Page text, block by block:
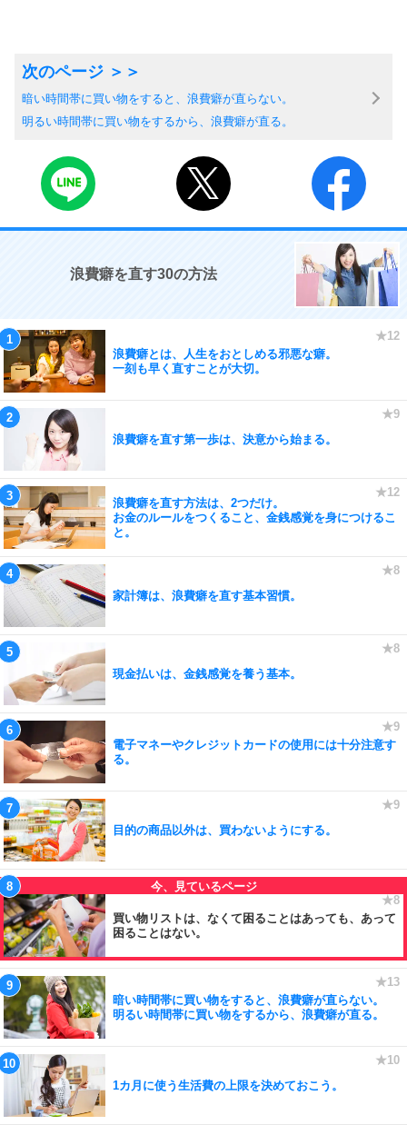
暗い時間帯に買い物をすると、浪費癖が直らない。
明るい時間帯に買い物をするから、浪費癖が直る。
浪費癖を直す30の方法
浪費癖とは、人生をおとしめる邪悪な癖。
一刻も早く直すことが大切。
浪費癖を直す第一歩は、決意から始まる。
浪費癖を直す方法は、2つだけ。
お金のルールをつくること、金銭感覚を身につけるこ
と。
家計簿は、浪費癖を直す基本習慣。
現金払いは、金銭感覚を養う基本。
電子マネーやクレジットカードの使用には十分注意す
る。
目的の商品以外は、買わないようにする。
買い物リストは、なくて困ることはあっても、あって
困ることはない。
暗い時間帯に買い物をすると、浪費癖が直らない。
明るい時間帯に買い物をするから、浪費癖が直る。
1カ月に使う生活費の上限を決めておこう。